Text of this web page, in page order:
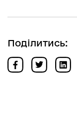
Поділитись: